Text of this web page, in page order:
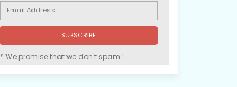
* We promise that we don't spam !